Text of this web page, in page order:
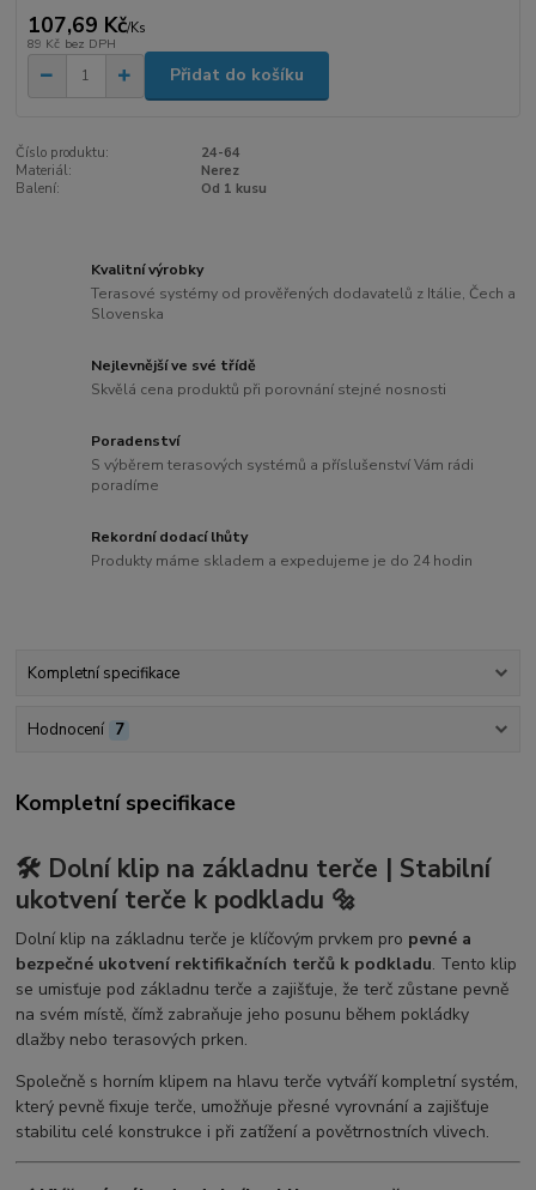
107,69 Kč/Ks
89 Kč bez DPH
Přidat do košíku
Číslo produktu:
24-64
Materiál:
Nerez
Balení:
Od 1 kusu
Kvalitní výrobky
Terasové systémy od prověřených dodavatelů z Itálie, Čech a
Slovenska
Nejlevnější ve své třídě
Skvělá cena produktů při porovnání stejné nosnosti
Poradenství
S výběrem terasových systémů a příslušenství Vám rádi
poradíme
Rekordní dodací lhůty
Produkty máme skladem a expedujeme je do 24 hodin
Kompletní specifikace
Hodnocení 7
Kompletní specifikace
🛠️ Dolní klip na základnu terče | Stabilní
ukotvení terče k podkladu 🔩
Dolní klip na základnu terče je klíčovým prvkem pro pevné a
bezpečné ukotvení rektifikačních terčů k podkladu. Tento klip
se umisťuje pod základnu terče a zajišťuje, že terč zůstane pevně
na svém místě, čímž zabraňuje jeho posunu během pokládky
dlažby nebo terasových prken.
Společně s horním klipem na hlavu terče vytváří kompletní systém,
který pevně fixuje terče, umožňuje přesné vyrovnání a zajišťuje
stabilitu celé konstrukce i při zatížení a povětrnostních vlivech.